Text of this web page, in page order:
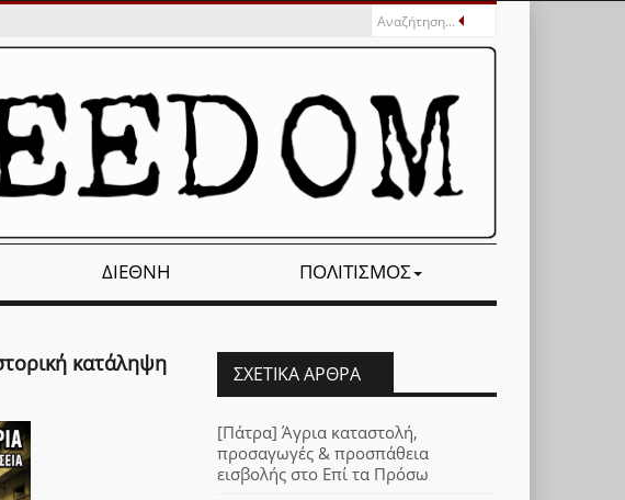
ΔΙΕΘΝΉ ΠΟΛΙΤΙΣΜΌΣ
κατάληψη
ΣΧΕΤΙΚΆ ΆΡΘΡΑ
[Πάτρα] Άγρια καταστολή,
προσαγωγές & προσπάθεια
εισβολής στο Επί τα Πρόσω